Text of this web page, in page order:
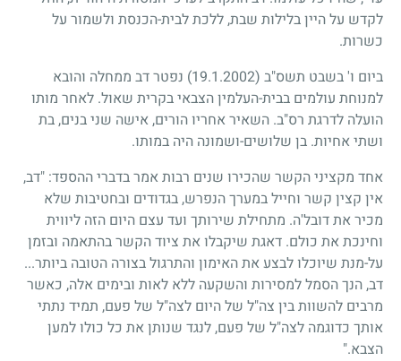
לקדש על היין בלילות שבת, ללכת לבית-הכנסת ולשמור על
כשרות.
ביום ו' בשבט תשס"ב (19.1.2002)
נפטר דב ממחלה והובא
למנוחת עולמים בבית-העלמין הצבאי בקרית שאול. לאחר מותו
הועלה לדרגת רס"ב. השאיר אחריו הורים, אישה שני בנים, בת
ושתי אחיות. בן שלושים-ושמונה היה במותו.
אחד מקציני הקשר שהכירו שנים רבות אמר בדברי ההספד: "דב,
אין קצין קשר וחייל במערך הנפרש, בגדודים ובחטיבות שלא
מכיר את דובל'ה. מתחילת שירותך ועד עצם היום הזה ליווית
וחינכת את כולם. דאגת שיקבלו את ציוד הקשר בהתאמה ובזמן
על-מנת שיוכלו לבצע את האימון והתרגול בצורה הטובה ביותר...
דב, הנך הסמל למסירות והשקעה ללא לאות ובימים אלה, כאשר
מרבים להשוות בין צה"ל של היום לצה"ל של פעם, תמיד נתתי
אותך כדוגמה לצה"ל של פעם, לנגד שנותן את כל כולו למען
הצבא."